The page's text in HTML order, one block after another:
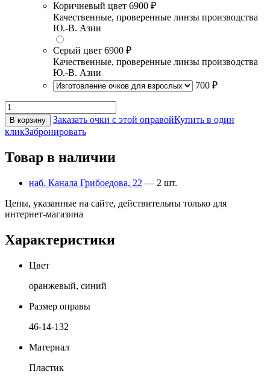
Коричневый цвет 6900 ₽
Качественные, проверенные линзы производства
Ю.-В. Азии
Серый цвет 6900 ₽
Качественные, проверенные линзы производства
Ю.-В. Азии
700 ₽
В корзину Заказать очки с этой оправойКупить в один
кликЗабронировать
Товар в наличии
наб. Канала Грибоедова, 22 — 2 шт.
Цены, указанные на сайте, действительны только для
интернет-магазина
Характеристики
Цвет
оранжевый, синий
Размер оправы
46-14-132
Материал
Пластик